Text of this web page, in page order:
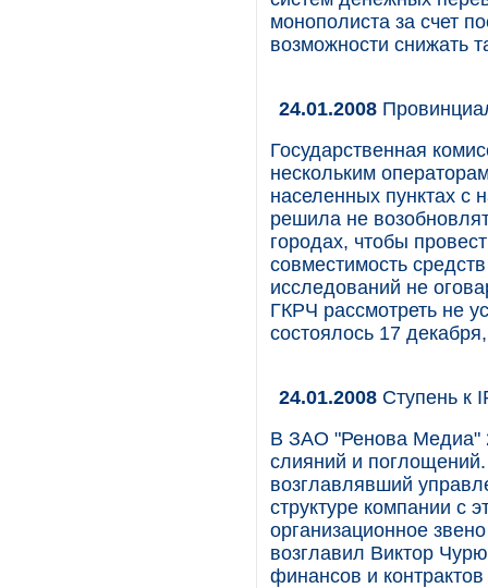
монополиста за счет
возможности снижать
24.01.2008
Государственная
нескольким
населенных пунктах с
решила не
городах, чтобы
совместимость
исследований не
ГКРЧ рассмотреть не
состоялось 17
24.01.2008 Ступень к
В ЗАО "Ренова Медиа"
слияний и
возглавлявший
структуре компании с
организационное
возглавил Виктор
финансов и